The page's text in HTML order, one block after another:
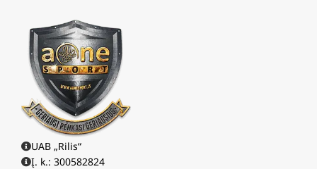
UAB „Rilis“
Į. k.: 300582824